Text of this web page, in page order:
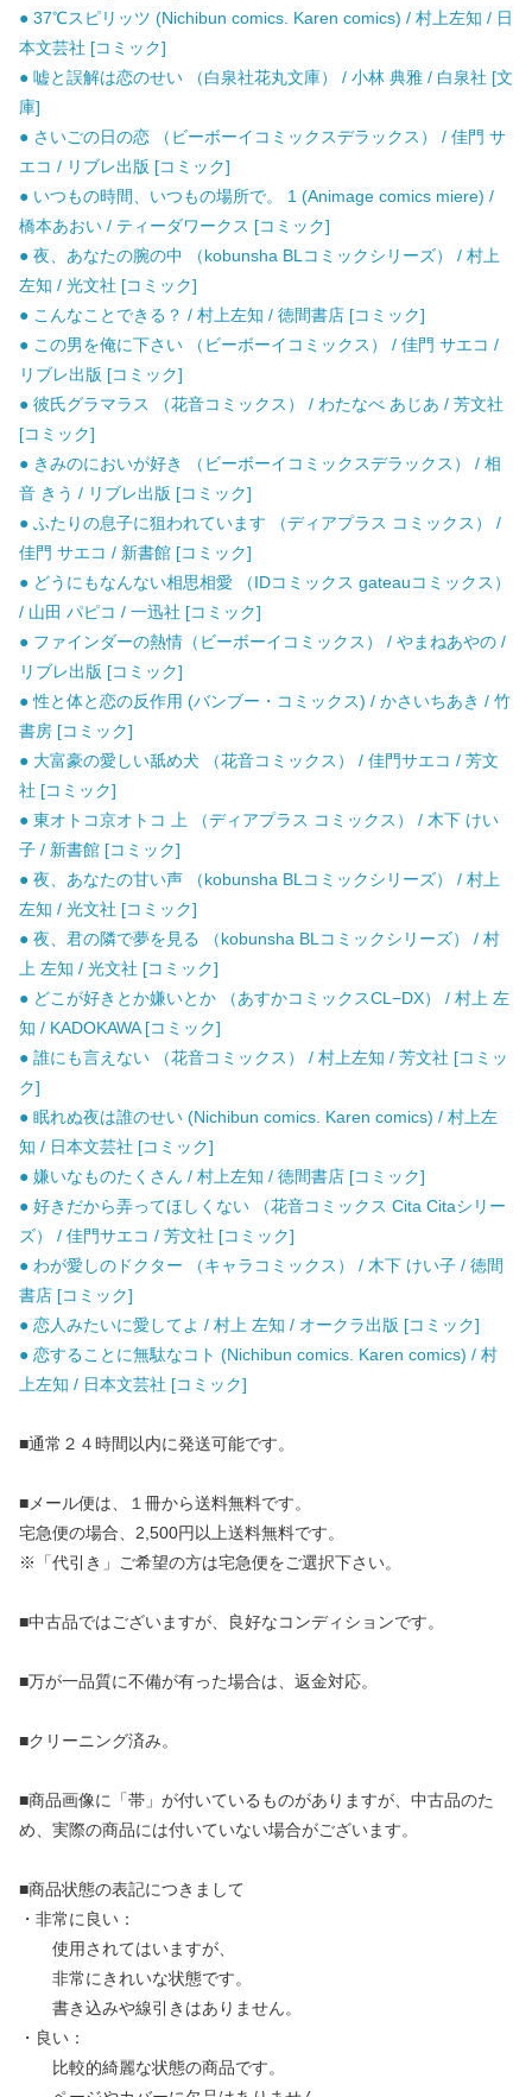
● 37℃スピリッツ (Nichibun comics. Karen comics) / 村上左知 / 日
本文芸社 [コミック]
● 嘘と誤解は恋のせい （白泉社花丸文庫） / 小林 典雅 / 白泉社 [文
庫]
● さいごの日の恋 （ビーボーイコミックスデラックス） / 佳門 サ
エコ / リブレ出版 [コミック]
● いつもの時間、いつもの場所で。 1 (Animage comics miere) /
橋本あおい / ティーダワークス [コミック]
● 夜、あなたの腕の中 （kobunsha BLコミックシリーズ） / 村上
左知 / 光文社 [コミック]
● こんなことできる？ / 村上左知 / 徳間書店 [コミック]
● この男を俺に下さい （ビーボーイコミックス） / 佳門 サエコ /
リブレ出版 [コミック]
● 彼氏グラマラス （花音コミックス） / わたなべ あじあ / 芳文社
[コミック]
● きみのにおいが好き （ビーボーイコミックスデラックス） / 相
音 きう / リブレ出版 [コミック]
● ふたりの息子に狙われています （ディアプラス コミックス） /
佳門 サエコ / 新書館 [コミック]
● どうにもなんない相思相愛 （IDコミックス gateauコミックス）
/ 山田 パピコ / 一迅社 [コミック]
● ファインダーの熱情（ビーボーイコミックス） / やまねあやの /
リブレ出版 [コミック]
● 性と体と恋の反作用 (バンブー・コミックス) / かさいちあき / 竹
書房 [コミック]
● 大富豪の愛しい舐め犬 （花音コミックス） / 佳門サエコ / 芳文
社 [コミック]
● 東オトコ京オトコ 上 （ディアプラス コミックス） / 木下 けい
子 / 新書館 [コミック]
● 夜、あなたの甘い声 （kobunsha BLコミックシリーズ） / 村上
左知 / 光文社 [コミック]
● 夜、君の隣で夢を見る （kobunsha BLコミックシリーズ） / 村
上 左知 / 光文社 [コミック]
● どこが好きとか嫌いとか （あすかコミックスCL−DX） / 村上 左
知 / KADOKAWA [コミック]
● 誰にも言えない （花音コミックス） / 村上左知 / 芳文社 [コミッ
ク]
● 眠れぬ夜は誰のせい (Nichibun comics. Karen comics) / 村上左
知 / 日本文芸社 [コミック]
● 嫌いなものたくさん / 村上左知 / 徳間書店 [コミック]
● 好きだから弄ってほしくない （花音コミックス Cita Citaシリー
ズ） / 佳門サエコ / 芳文社 [コミック]
● わが愛しのドクター （キャラコミックス） / 木下 けい子 / 徳間
書店 [コミック]
● 恋人みたいに愛してよ / 村上 左知 / オークラ出版 [コミック]
● 恋することに無駄なコト (Nichibun comics. Karen comics) / 村
上左知 / 日本文芸社 [コミック]
■通常２４時間以内に発送可能です。
■メール便は、１冊から送料無料です。
宅急便の場合、2,500円以上送料無料です。
※「代引き」ご希望の方は宅急便をご選択下さい。
■中古品ではございますが、良好なコンディションです。
■万が一品質に不備が有った場合は、返金対応。
■クリーニング済み。
■商品画像に「帯」が付いているものがありますが、中古品のた
め、実際の商品には付いていない場合がございます。
■商品状態の表記につきまして
・非常に良い：
使用されてはいますが、
非常にきれいな状態です。
書き込みや線引きはありません。
・良い：
比較的綺麗な状態の商品です。